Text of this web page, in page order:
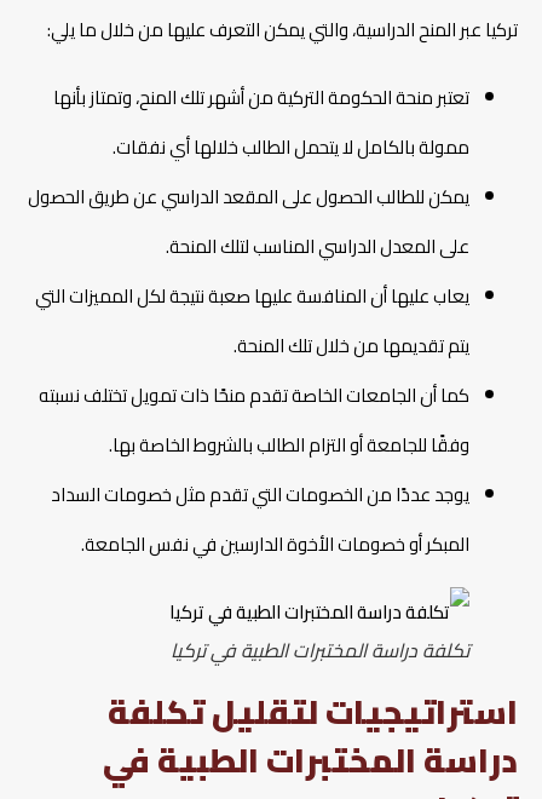
تركيا عبر المنح الدراسية، والتي يمكن التعرف عليها من خلال ما يلي:
تعتبر منحة الحكومة التركية من أشهر تلك المنح، وتمتاز بأنها
ممولة بالكامل لا يتحمل الطالب خلالها أي نفقات.
يمكن للطالب الحصول على المقعد الدراسي عن طريق الحصول
على المعدل الدراسي المناسب لتلك المنحة.
يعاب عليها أن المنافسة عليها صعبة نتيجة لكل المميزات التي
يتم تقديمها من خلال تلك المنحة.
كما أن الجامعات الخاصة تقدم منحًا ذات تمويل تختلف نسبته
وفقًا للجامعة أو التزام الطالب بالشروط الخاصة بها.
يوجد عددًا من الخصومات التي تقدم مثل خصومات السداد
المبكر أو خصومات الأخوة الدارسين في نفس الجامعة.
تكلفة دراسة المختبرات الطبية في تركيا
استراتيجيات لتقليل تكلفة
دراسة المختبرات الطبية في